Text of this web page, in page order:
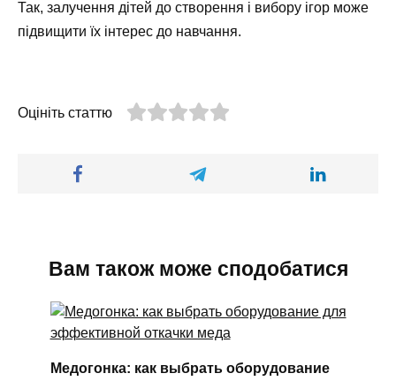
Так, залучення дітей до створення і вибору ігор може
підвищити їх інтерес до навчання.
Оцініть статтю
Вам також може сподобатися
Медогонка: как выбрать оборудование